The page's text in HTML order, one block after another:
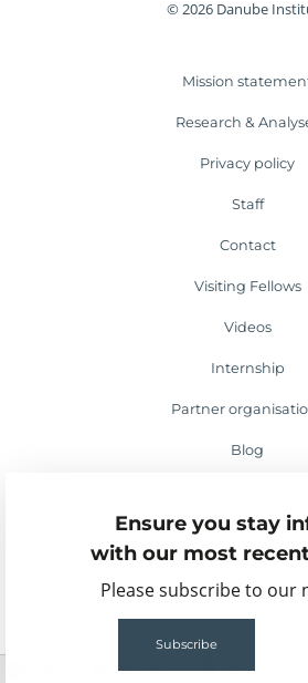
Ensure you stay
with our most
Please subscribe to our
Subscribe
© 2026 Danube
Mission
Research &
Privacy policy
Staff
Contact
Visiting Fellows
Videos
Internship
Partner
Blog
Events